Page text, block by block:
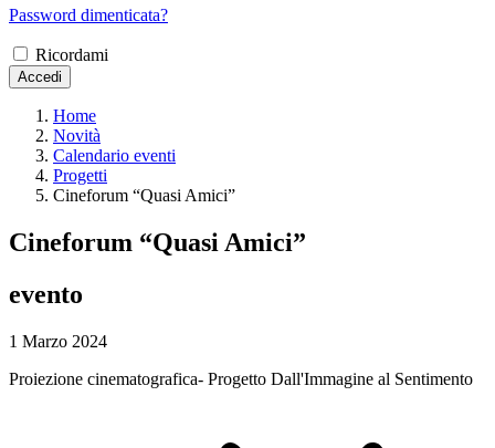
Password dimenticata?
Ricordami
Accedi
Home
Novità
Calendario eventi
Progetti
Cineforum “Quasi Amici”
Cineforum “Quasi Amici”
evento
1 Marzo 2024
Proiezione cinematografica- Progetto Dall'Immagine al Sentimento